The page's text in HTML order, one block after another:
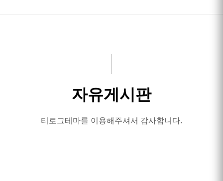
자유게시판
티로그테마를 이용해주셔서 감사합니다.